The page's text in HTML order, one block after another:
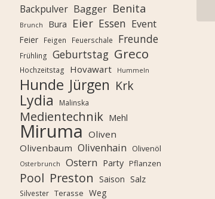
Backpulver Bagger Benita
Brunch Bura Eier Essen Event
Feier Feigen Feuerschale Freunde
Frühling Geburtstag Greco
Hochzeitstag Hovawart Hummeln
Hunde Jürgen Krk
Lydia Malinska
Medientechnik Mehl
Miruma Oliven
Olivenbaum Olivenhain Olivenöl
Osterbrunch Ostern Party Pflanzen
Pool Preston Saison Salz
Silvester Terasse Weg